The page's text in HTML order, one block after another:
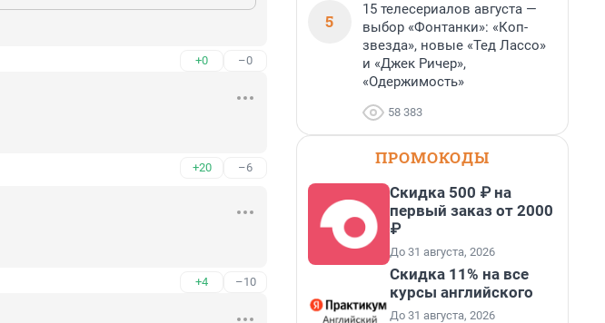
+0 –0
+20 –6
+4 –10
5
15 телесериалов августа —
выбор «Фонтанки»: «Коп-
звезда», новые «Тед Лассо»
и «Джек Ричер»,
«Одержимость»
58 383
ПРОМОКОДЫ
Скидка 500 ₽ на
первый заказ от 2000
₽
До 31 августа, 2026
Скидка 11% на все
курсы английского
До 31 августа, 2026